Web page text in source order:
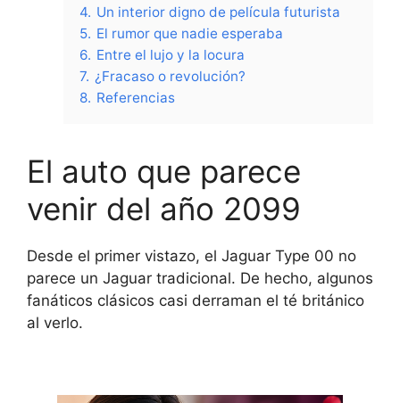
4. Un interior digno de película futurista
5. El rumor que nadie esperaba
6. Entre el lujo y la locura
7. ¿Fracaso o revolución?
8. Referencias
El auto que parece
venir del año 2099
Desde el primer vistazo, el Jaguar Type 00 no
parece un Jaguar tradicional. De hecho, algunos
fanáticos clásicos casi derraman el té británico
al verlo.